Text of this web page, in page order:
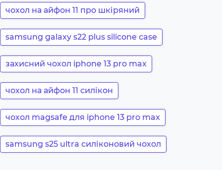
чохол на айфон 11 про шкіряний
samsung galaxy s22 plus silicone case
захисний чохол iphone 13 pro max
чохол на айфон 11 силікон
чохол magsafe для iphone 13 pro max
samsung s25 ultra силіконовий чохол